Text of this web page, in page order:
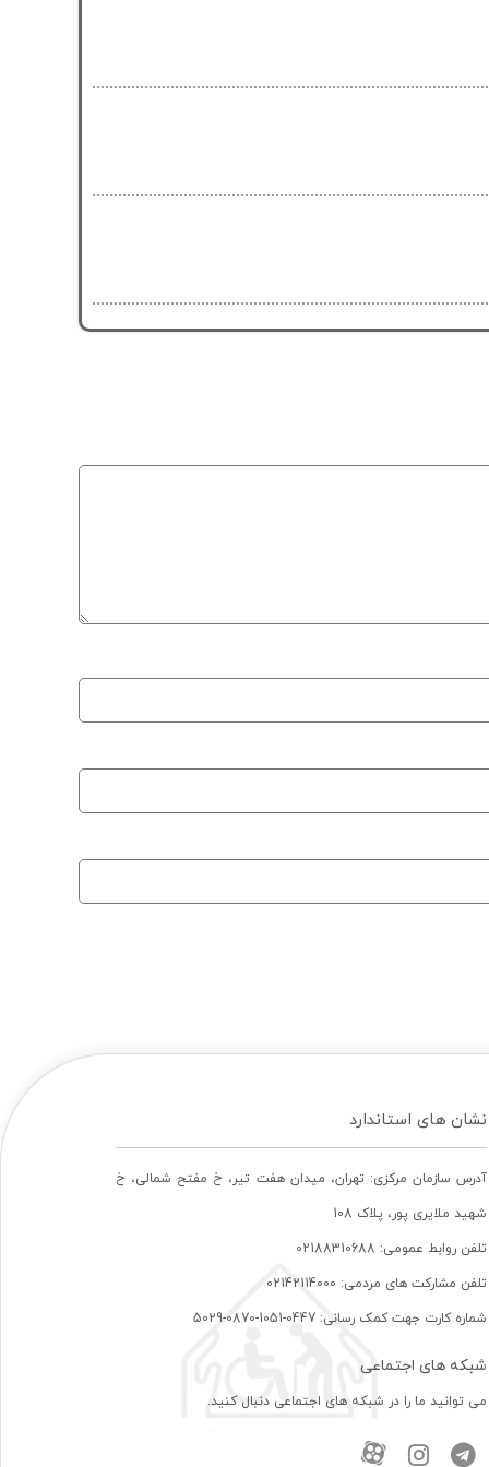
نشان های استاندارد
آدرس سازمان مرکزی: تهران، ميدان هفت تير، خ مفتح شمالی، خ
شهيد ملايری پور، پلاک 108
تلفن روابط عمومی: 02188310688
تلفن مشارکت های مردمی: 02142114000
شماره کارت جهت کمک رسانی: 0447-1051-0870-5029
شبکه های اجتماعی
می توانید ما را در شبکه های اجتماعی دنبال کنید.